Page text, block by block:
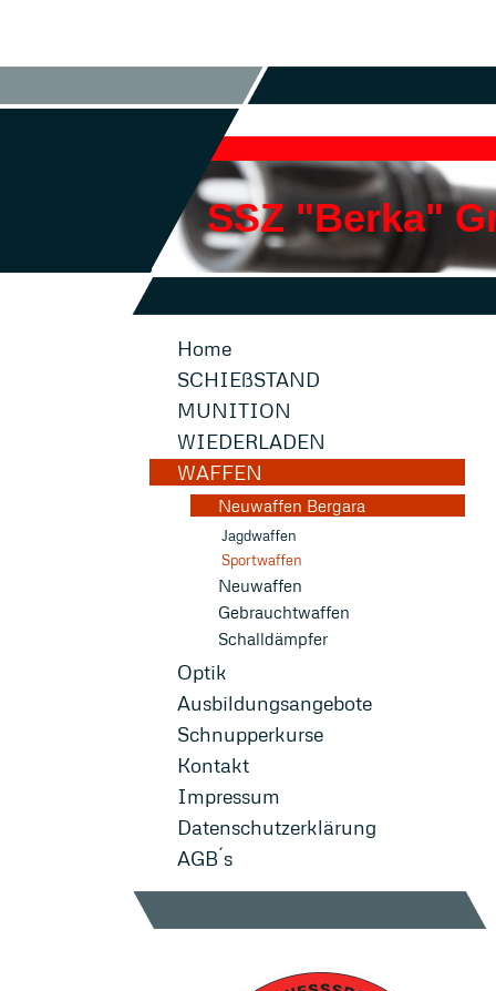
SSZ "Berka"
Home
SCHIEßSTAND
MUNITION
WIEDERLADEN
WAFFEN
Neuwaffen Bergara
Jagdwaffen
Sportwaffen
Neuwaffen
Gebrauchtwaffen
Schalldämpfer
Optik
Ausbildungsangebote
Schnupperkurse
Kontakt
Impressum
Datenschutzerklärung
AGB´s